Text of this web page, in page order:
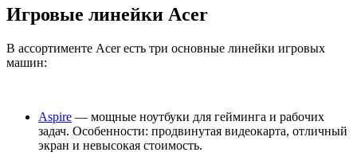
Игровые линейки Acer
В ассортименте Acer есть три основные линейки игровых
машин:
Aspire — мощные ноутбуки для гейминга и рабочих
задач. Особенности: продвинутая видеокарта, отличный
экран и невысокая стоимость.